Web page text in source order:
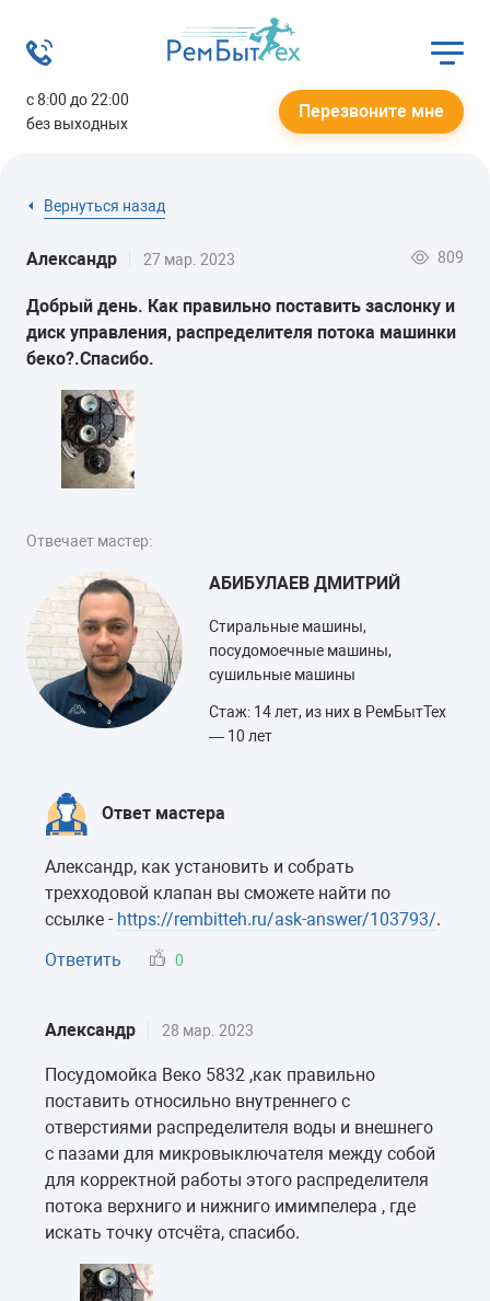
с 8:00 до 22:00
без выходных
Перезвоните мне
Вернуться назад
Александр 27 мар. 2023 809
Добрый день. Как правильно поставить заслонку и
диск управления, распределителя потока машинки
беко?.Спасибо.
Отвечает мастер:
АБИБУЛАЕВ ДМИТРИЙ
Стиральные машины,
посудомоечные машины,
сушильные машины
Стаж: 14 лет, из них в РемБытТех
— 10 лет
Ответ мастера
Александр, как установить и собрать
трехходовой клапан вы сможете найти по
ссылке - https://rembitteh.ru/ask-answer/103793/.
Ответить
0
Александр 28 мар. 2023
Посудомойка Веко 5832 ,как правильно
поставить относильно внутреннего с
отверстиями распределителя воды и внешнего
с пазами для микровыключателя между собой
для корректной работы этого распределителя
потока верхниго и нижниго имимпелера , где
искать точку отсчёта, спасибо.